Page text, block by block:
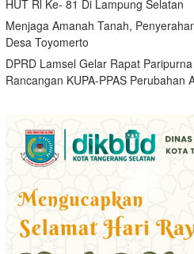
HUT Rl Ke- 81 Di Lampung Selatan
Menjaga Amanah Tanah,
Desa Toyomerto
DPRD Lamsel Gelar Rapat
Rancangan KUPA-PPAS Perubahan